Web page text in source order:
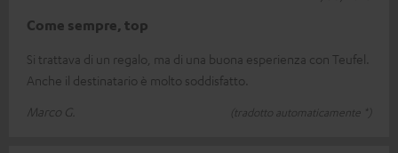
Come sempre, top
Si trattava di un regalo, ma di una buona esperienza con Teufel.
Anche il destinatario è molto soddisfatto.
Marco G.
(tradotto automaticamente *)